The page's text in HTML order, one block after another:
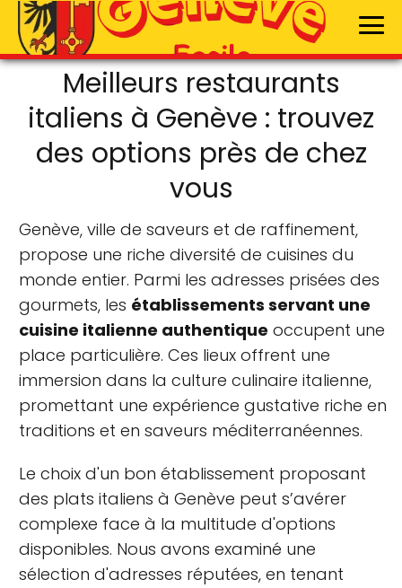
Meilleurs restaurants
italiens à Genève : trouvez
des options près de chez
vous
Genève, ville de saveurs et de raffinement,
propose une riche diversité de cuisines du
monde entier. Parmi les adresses prisées des
gourmets, les établissements servant une
cuisine italienne authentique occupent une
place particulière. Ces lieux offrent une
immersion dans la culture culinaire italienne,
promettant une expérience gustative riche en
traditions et en saveurs méditerranéennes.
Le choix d'un bon établissement proposant
des plats italiens à Genève peut s’avérer
complexe face à la multitude d'options
disponibles. Nous avons examiné une
sélection d'adresses réputées, en tenant